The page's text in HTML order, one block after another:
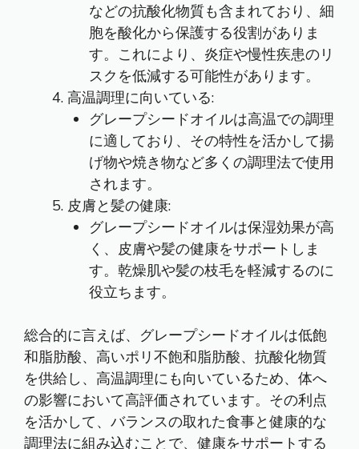
などの抗酸化物質も含まれており、細
胞を酸化から保護する役割がありま
す。これにより、炎症や慢性疾患のリ
スクを低減する可能性があります。
高温調理に向いている:
グレープシードオイルは高温での調理
に適しており、その特性を活かして揚
げ物や焼き物など多くの調理法で使用
されます。
皮膚と髪の健康:
グレープシードオイルは保湿効果が高
く、皮膚や髪の健康をサポートしま
す。乾燥肌や髪の枝毛を軽減するのに
役立ちます。
総合的に言えば、グレープシードオイルは低飽
和脂肪酸、高いポリ不飽和脂肪酸、抗酸化物質
を供給し、高温調理にも向いているため、体へ
の影響において高評価されています。その利点
を活かして、バランスの取れた食事と健康的な
調理法に組み込むことで、健康をサポートする